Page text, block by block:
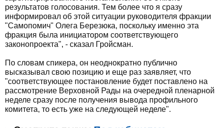
результатов голосования. Тем более что я сразу
информировал об этой ситуации руководителя фракции
"Самопомич" Олега Березюка, поскольку именно эта
фракция была инициатором соответствующего
законопроекта", - сказал Гройсман.
По словам спикера, он неоднократно публично
высказывал свою позицию и еще раз заявляет, что
"соответствующее постановление будет поставлено на
рассмотрение Верховной Рады на очередной пленарной
неделе сразу после получения вывода профильного
комитета, то есть уже на следующей неделе".